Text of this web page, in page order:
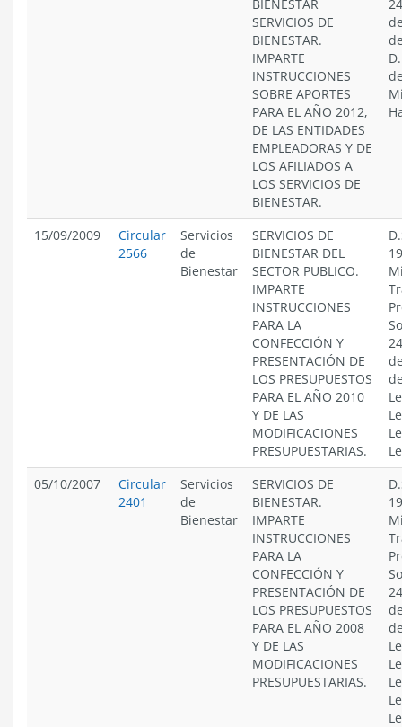
BIENESTAR
SERVICIOS DE
BIENESTAR.
IMPARTE
INSTRUCCIONES
SOBRE APORTES
PARA EL AÑO 2012,
DE LAS ENTIDADES
EMPLEADORAS Y DE
LOS AFILIADOS A
LOS SERVICIOS DE
BIENESTAR.
15/09/2009
Circular
2566
Servicios
de
Bienestar
SERVICIOS DE
BIENESTAR DEL
SECTOR PUBLICO.
IMPARTE
INSTRUCCIONES
PARA LA
CONFECCIÓN Y
PRESENTACIÓN DE
LOS PRESUPUESTOS
PARA EL AÑO 2010
Y DE LAS
MODIFICACIONES
PRESUPUESTARIAS.
05/10/2007
Circular
2401
Servicios
de
Bienestar
SERVICIOS DE
BIENESTAR.
IMPARTE
INSTRUCCIONES
PARA LA
CONFECCIÓN Y
PRESENTACIÓN DE
LOS PRESUPUESTOS
PARA EL AÑO 2008
Y DE LAS
MODIFICACIONES
PRESUPUESTARIAS.